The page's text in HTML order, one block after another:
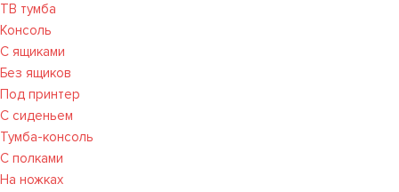
ТВ тумба
Консоль
С ящиками
Без ящиков
Под принтер
С сиденьем
Тумба-консоль
С полками
На ножках